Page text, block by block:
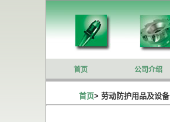
首页 公司介绍
首页> 劳动防护用品及设备